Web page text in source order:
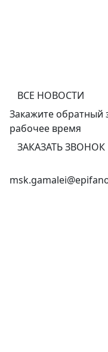
ВСЕ НОВОСТИ
Закажите обратный
рабочее время
ЗАКАЗАТЬ ЗВОНОК